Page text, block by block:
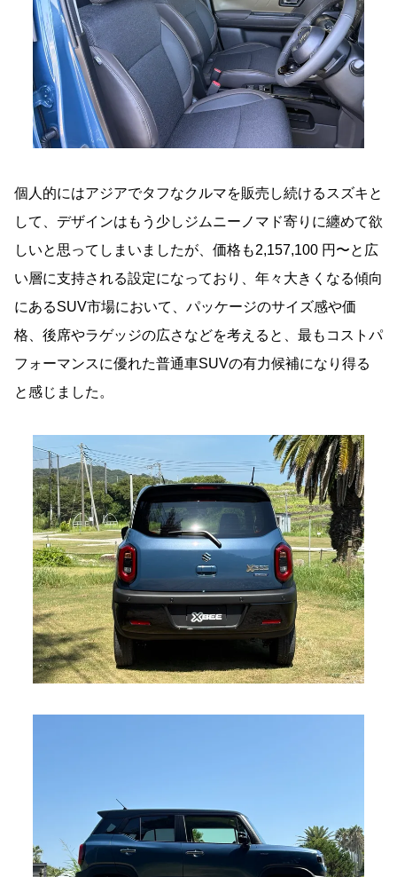
個人的にはアジアでタフなクルマを販売し続けるスズキと
して、デザインはもう少しジムニーノマド寄りに纏めて欲
しいと思ってしまいましたが、価格も2,157,100 円〜と広
い層に支持される設定になっており、年々大きくなる傾向
にあるSUV市場において、パッケージのサイズ感や価
格、後席やラゲッジの広さなどを考えると、最もコストパ
フォーマンスに優れた普通車SUVの有力候補になり得る
と感じました。